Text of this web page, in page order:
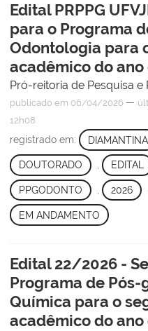
Edital PRPPG
para o Programa
Odontologia para
acadêmico do ano
Pró-reitoria de Pesquisa
publicado em 06/04/2026 —
12h08
registrado em: DIAMANTINA
DOUTORADO , EDITAL
PPGODONTO 2026
EM ANDAMENTO
Edital 22/2026 -
Programa de
Química para o
acadêmico do ano